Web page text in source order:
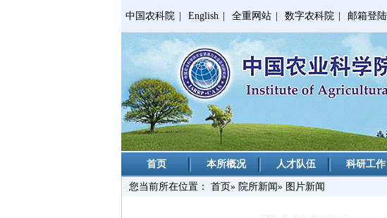
中国农科院 English 全重网站 数字农科院 邮箱登陆
首页 本所概况 人才队伍 科研工作
您当前所在位置： 首页» 院所新闻» 图片新闻